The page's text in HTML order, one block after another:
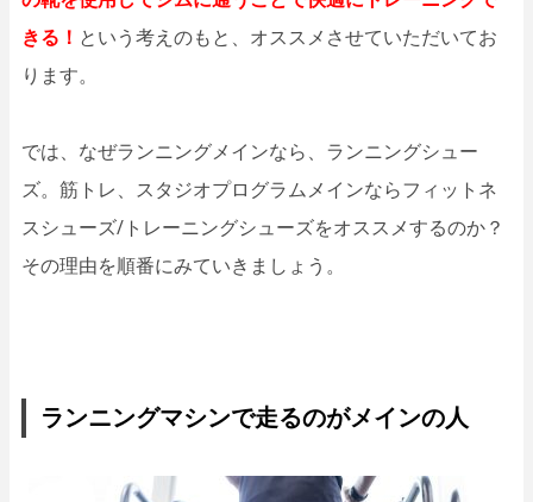
きる！ という考えのもと、オススメさせていただいてお
ります。
では、なぜランニングメインなら、ランニングシュー
ズ。筋トレ、スタジオプログラムメインならフィットネ
スシューズ/トレーニングシューズをオススメするのか？
その理由を順番にみていきましょう。
ランニングマシンで走るのがメインの人